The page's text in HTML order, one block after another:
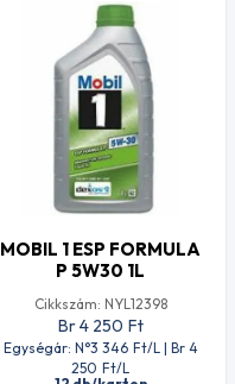
MOBIL 1 ESP FORMULA
P 5W30 1L
Cikkszám: NYL12398
Br 4 250 Ft
Egységár: N°3 346 Ft/L | Br 4
250 Ft/L